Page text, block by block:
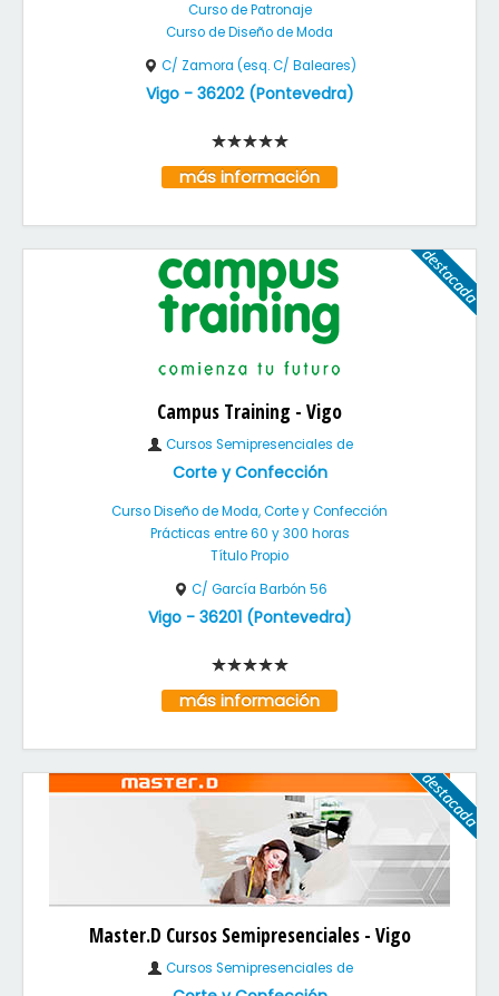
Curso de Patronaje
Curso de Diseño de Moda
C/ Zamora (esq. C/ Baleares)
Vigo- 36202(Pontevedra)
más información
Campus Training - Vigo
Cursos Semipresenciales de
Corte y Confección
Curso Diseño de Moda, Corte y Confección
Prácticas entre 60 y 300 horas
Título Propio
C/ García Barbón 56
Vigo- 36201(Pontevedra)
más información
Master.D Cursos Semipresenciales - Vigo
Cursos Semipresenciales de